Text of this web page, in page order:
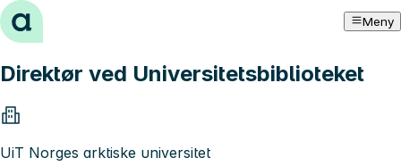
Hopp til innhold Meny
Direktør ved Universitetsbiblioteket
UiT Norges arktiske universitet